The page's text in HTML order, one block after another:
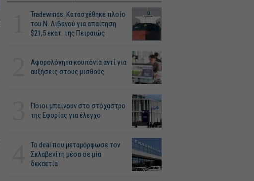
Tradewinds: Κατασχέθηκε πλοίο
του Ν. Λιβανού για απαίτηση
$21,5 εκατ. της Πειραιώς
Αφορολόγητα κουπόνια αντί για
αυξήσεις στους μισθούς
Ποιοι μπαίνουν στο στόχαστρο
της Εφορίας για έλεγχο
Το deal που μεταμόρφωσε τον
Σκλαβενίτη μέσα σε μία
δεκαετία